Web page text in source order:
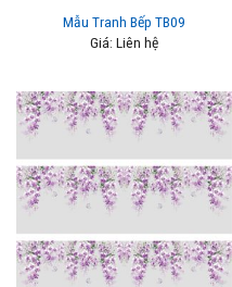
Mẫu Tranh Bếp TB09
Giá: Liên hệ